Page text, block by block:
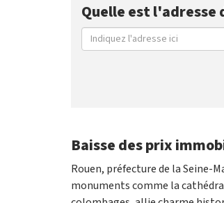
Quelle est l'adresse
Baisse des prix
Rouen, préfecture de la Seine-
monuments comme la